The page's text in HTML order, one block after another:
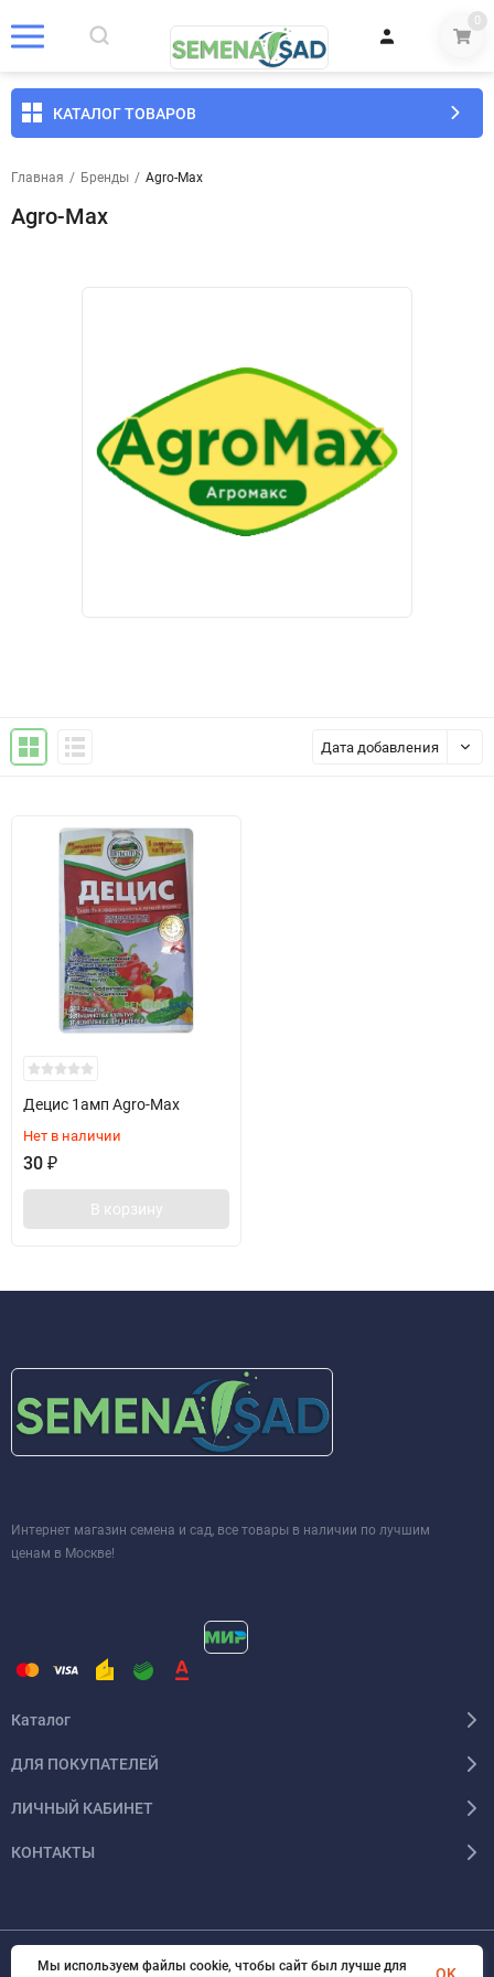
0
КАТАЛОГ ТОВАРОВ
Главная / Бренды / Agro-Max
Agro-Max
Дата добавления
Децис 1амп Agro-Max
Нет в наличии
30 ₽
В корзину
Интернет магазин семена и сад, все товары в наличии по лучшим
ценам в Москве!
Каталог
ДЛЯ ПОКУПАТЕЛЕЙ
ЛИЧНЫЙ КАБИНЕТ
КОНТАКТЫ
© 2026 InSale. Все права защищены
Мы используем файлы cookie, чтобы сайт был лучше для